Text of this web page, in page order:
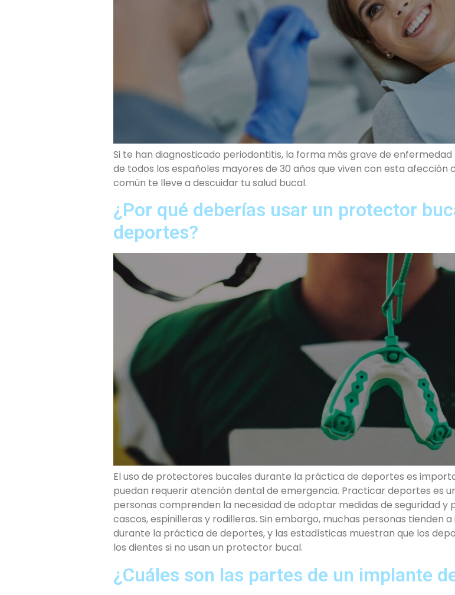
Si te han diagnosticado periodontitis, la forma más grave de
de todos los españoles mayores de 30 años que viven con esta afección
común te lleve a descuidar tu salud bucal.
¿Por qué deberías usar un protector
deportes?
El uso de protectores bucales durante la práctica de deportes es
puedan requerir atención dental de emergencia. Practicar deportes es
personas comprenden la necesidad de adoptar medidas de seguridad y
cascos, espinilleras y rodilleras. Sin embargo, muchas personas
durante la práctica de deportes, y las estadísticas muestran que los
los dientes si no usan un protector bucal.
¿Cuáles son las partes de un implante